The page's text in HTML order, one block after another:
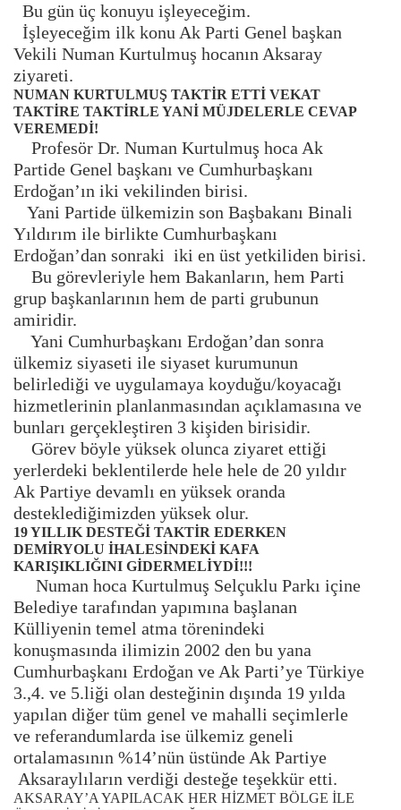
Bu gün üç konuyu işleyeceğim.
İşleyeceğim ilk konu Ak Parti Genel başkan
Vekili Numan Kurtulmuş hocanın Aksaray
ziyareti.
NUMAN KURTULMUŞ TAKTİR ETTİ VEKAT
TAKTİRE TAKTİRLE YANİ MÜJDELERLE CEVAP
VEREMEDİ!
Profesör Dr. Numan Kurtulmuş hoca Ak
Partide Genel başkanı ve Cumhurbaşkanı
Erdoğan’ın iki vekilinden birisi.
Yani Partide ülkemizin son Başbakanı Binali
Yıldırım ile birlikte Cumhurbaşkanı
Erdoğan’dan sonraki iki en üst yetkiliden birisi.
Bu görevleriyle hem Bakanların, hem Parti
grup başkanlarının hem de parti grubunun
amiridir.
Yani Cumhurbaşkanı Erdoğan’dan sonra
ülkemiz siyaseti ile siyaset kurumunun
belirlediği ve uygulamaya koyduğu/koyacağı
hizmetlerinin planlanmasından açıklamasına ve
bunları gerçekleştiren 3 kişiden birisidir.
Görev böyle yüksek olunca ziyaret ettiği
yerlerdeki beklentilerde hele hele de 20 yıldır
Ak Partiye devamlı en yüksek oranda
desteklediğimizden yüksek olur.
19 YILLIK DESTEĞİ TAKTİR EDERKEN
DEMİRYOLU İHALESİNDEKİ KAFA
KARIŞIKLIĞINI GİDERMELİYDİ!!!
Numan hoca Kurtulmuş Selçuklu Parkı içine
Belediye tarafından yapımına başlanan
Külliyenin temel atma törenindeki
konuşmasında ilimizin 2002 den bu yana
Cumhurbaşkanı Erdoğan ve Ak Parti’ye Türkiye
3.,4. ve 5.liği olan desteğinin dışında 19 yılda
yapılan diğer tüm genel ve mahalli seçimlerle
ve referandumlarda ise ülkemiz geneli
ortalamasının %14’nün üstünde Ak Partiye
Aksaraylıların verdiği desteğe teşekkür etti.
AKSARAY’A YAPILACAK HER HİZMET BÖLGE İLE